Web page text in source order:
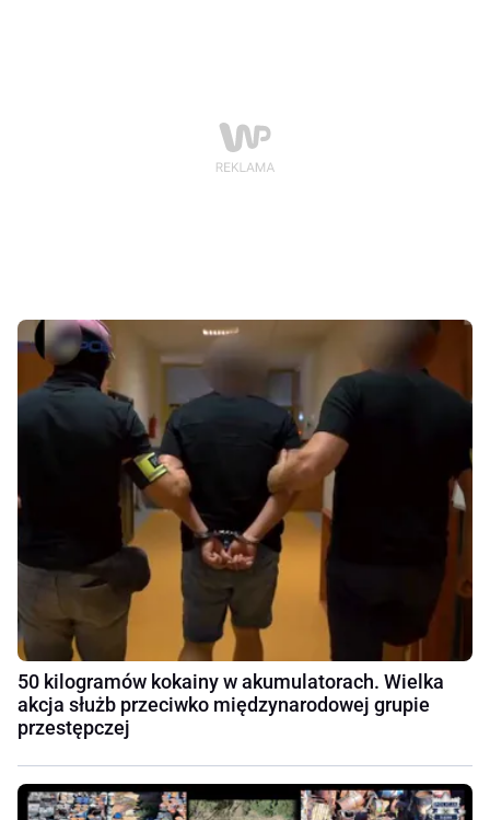
50 kilogramów kokainy w akumulatorach. Wielka
akcja służb przeciwko międzynarodowej grupie
przestępczej